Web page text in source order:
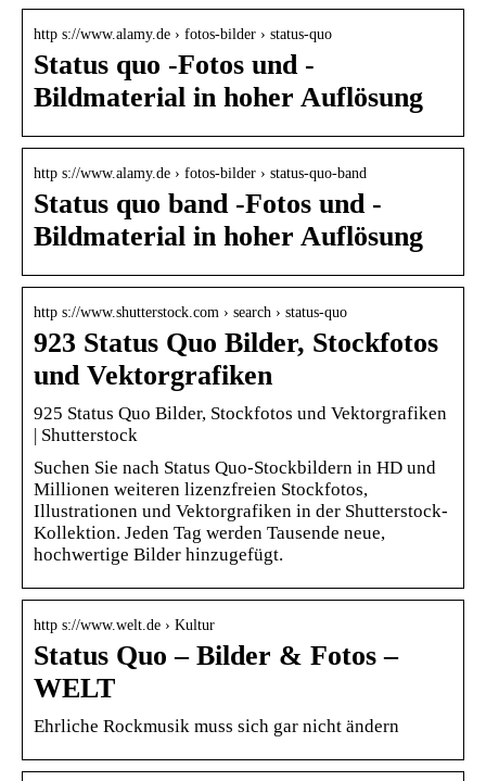
http s://www.alamy.de › fotos-bilder › status-quo
Status quo -Fotos und -
Bildmaterial in hoher Auflösung
http s://www.alamy.de › fotos-bilder › status-quo-band
Status quo band -Fotos und -
Bildmaterial in hoher Auflösung
http s://www.shutterstock.com › search › status-quo
923 Status Quo Bilder, Stockfotos
und Vektorgrafiken
925 Status Quo Bilder, Stockfotos und Vektorgrafiken
| Shutterstock
Suchen Sie nach Status Quo-Stockbildern in HD und
Millionen weiteren lizenzfreien Stockfotos,
Illustrationen und Vektorgrafiken in der Shutterstock-
Kollektion. Jeden Tag werden Tausende neue,
hochwertige Bilder hinzugefügt.
http s://www.welt.de › Kultur
Status Quo – Bilder & Fotos –
WELT
Ehrliche Rockmusik muss sich gar nicht ändern